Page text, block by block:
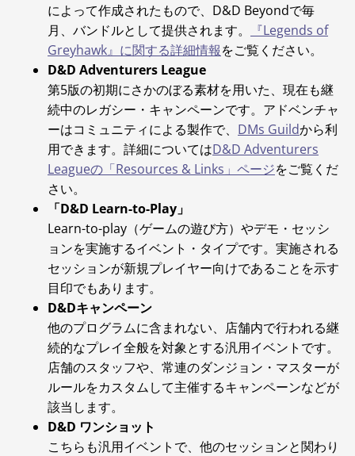
によって作成されたもので、D&D Beyondで毎
月、バンドルとして提供されます。
『Legends of
Greyhawk』に関する詳細情報をご覧ください。
D&D Adventurers League
第5版の初期にさかのぼる素材を用いた、現在も継
続中のレガシー・キャンペーンです。アドベンチャ
ーはコミュニティによる製作で、 DMs Guildから利
用できます。詳細についてはD&D Adventurers
Leagueの「Resources & Links」ページをご覧くだ
さい。
「D&D Learn-to-Play」
Learn-to-play（ゲームの遊び方）やデモ・セッシ
ョンを実施するイベント・タイプです。実施される
セッションが新規プレイヤー向けであることを示す
目印でもあります。
D&Dキャンペーン
他のプログラムに含まれない、店舗内で行われる継
続的なプレイ全般を対象とする汎用イベントです。
店舗のスタッフや、常連のダンジョン・マスターが
ルールをカスタムして主催するキャンペーンなどが
該当します。
D&D ワンショット
こちらも汎用イベントで、他のセッションと関わり